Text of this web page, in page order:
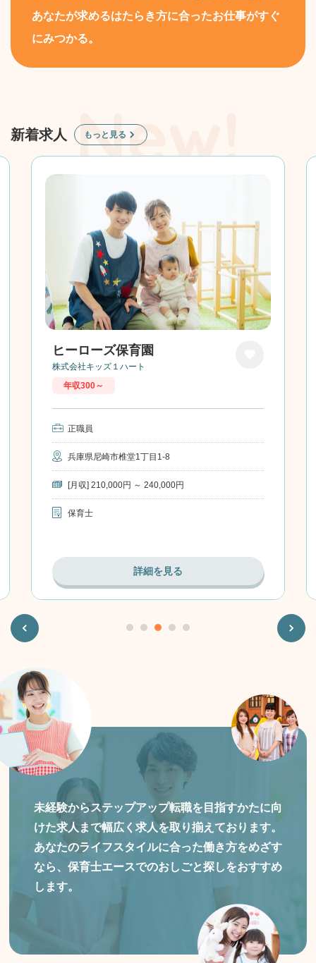
あなたが求めるはたらき方に合ったお仕事がすぐ
にみつかる。
新着求人 もっと見る
Previous
ヒーローズ保育園
株式会社キッズ１ハート
年収300～
正職員
兵庫県尼崎市椎堂1丁目1-8
[月収] 210,000円 ～ 240,000円
保育士
詳細を見る
Next
未経験からステップアップ転職を目指すかたに向
けた求人まで幅広く求人を取り揃えております。
あなたのライフスタイルに合った働き方をめざす
なら、保育士エースでのおしごと探しをおすすめ
します。